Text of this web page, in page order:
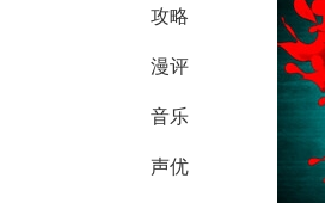
攻略
漫评
音乐
声优